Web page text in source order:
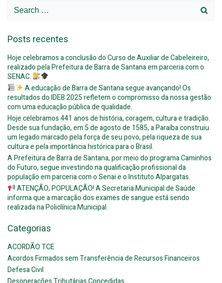
Search
Posts recentes
Hoje celebramos a conclusão do Curso de Auxiliar de Cabeleireiro,
realizado pela Prefeitura de Barra de Santana em parceria com o
SENAC.
A educação de Barra de Santana segue avançando! Os
resultados do IDEB 2025 refletem o compromisso da nossa gestão
com uma educação pública de qualidade.
Hoje celebramos 441 anos de história, coragem, cultura e tradição.
Desde sua fundação, em 5 de agosto de 1585, a Paraíba construiu
um legado marcado pela força de seu povo, pela riqueza de sua
cultura e pela importância histórica para o Brasil.
A Prefeitura de Barra de Santana, por meio do programa Caminhos
do Futuro, segue investindo na qualificação profissional da
população em parceria com o Senai e o Instituto Alpargatas.
ATENÇÃO, POPULAÇÃO! A Secretaria Municipal de Saúde
informa que a marcação dos exames de sangue está sendo
realizada na Policlínica Municipal.
Categorias
ACORDÃO TCE
Acordos Firmados sem Transferência de Recursos Financeiros
Defesa Civil